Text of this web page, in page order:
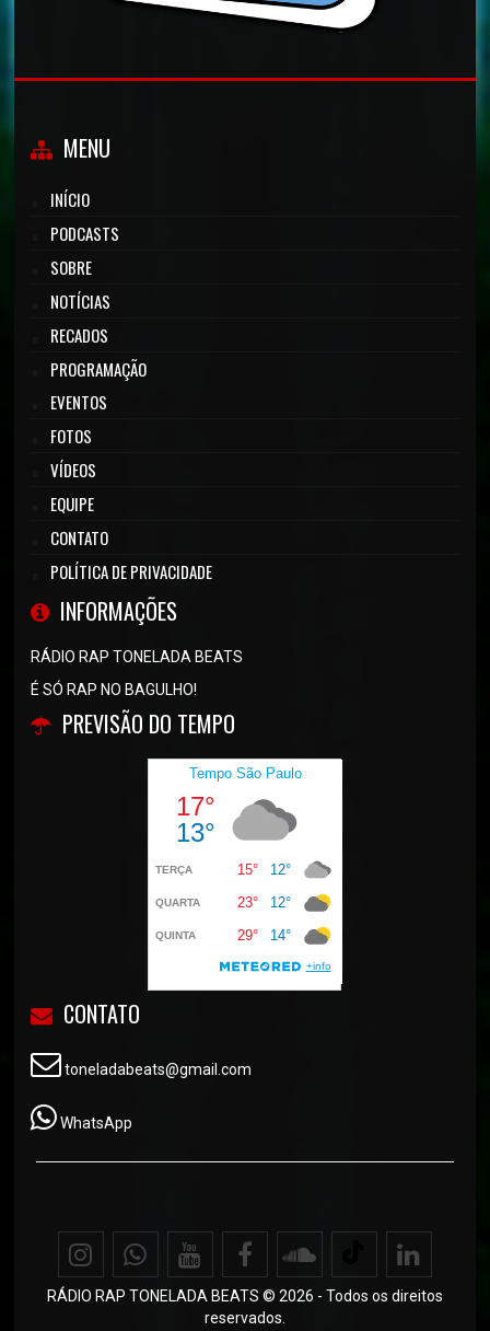
MENU
INÍCIO
PODCASTS
SOBRE
NOTÍCIAS
RECADOS
PROGRAMAÇÃO
EVENTOS
FOTOS
VÍDEOS
EQUIPE
CONTATO
POLÍTICA DE PRIVACIDADE
INFORMAÇÕES
RÁDIO RAP TONELADA BEATS
É SÓ RAP NO BAGULHO!
PREVISÃO DO TEMPO
CONTATO
toneladabeats@gmail.com
WhatsApp
RÁDIO RAP TONELADA BEATS © 2026 - Todos os direitos
reservados.